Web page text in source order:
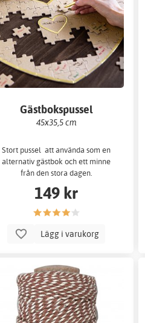
Gästbokspussel
45x35,5 cm
Stort pussel att använda som en
alternativ gästbok och ett minne
från den stora dagen.
149 kr
Lägg i varukorg